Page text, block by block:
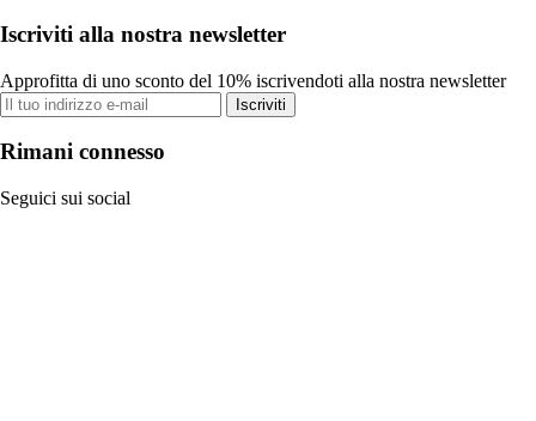
Iscriviti alla nostra newsletter
Approfitta di uno sconto del 10% iscrivendoti alla nostra newsletter
Iscriviti
Rimani connesso
Seguici sui social